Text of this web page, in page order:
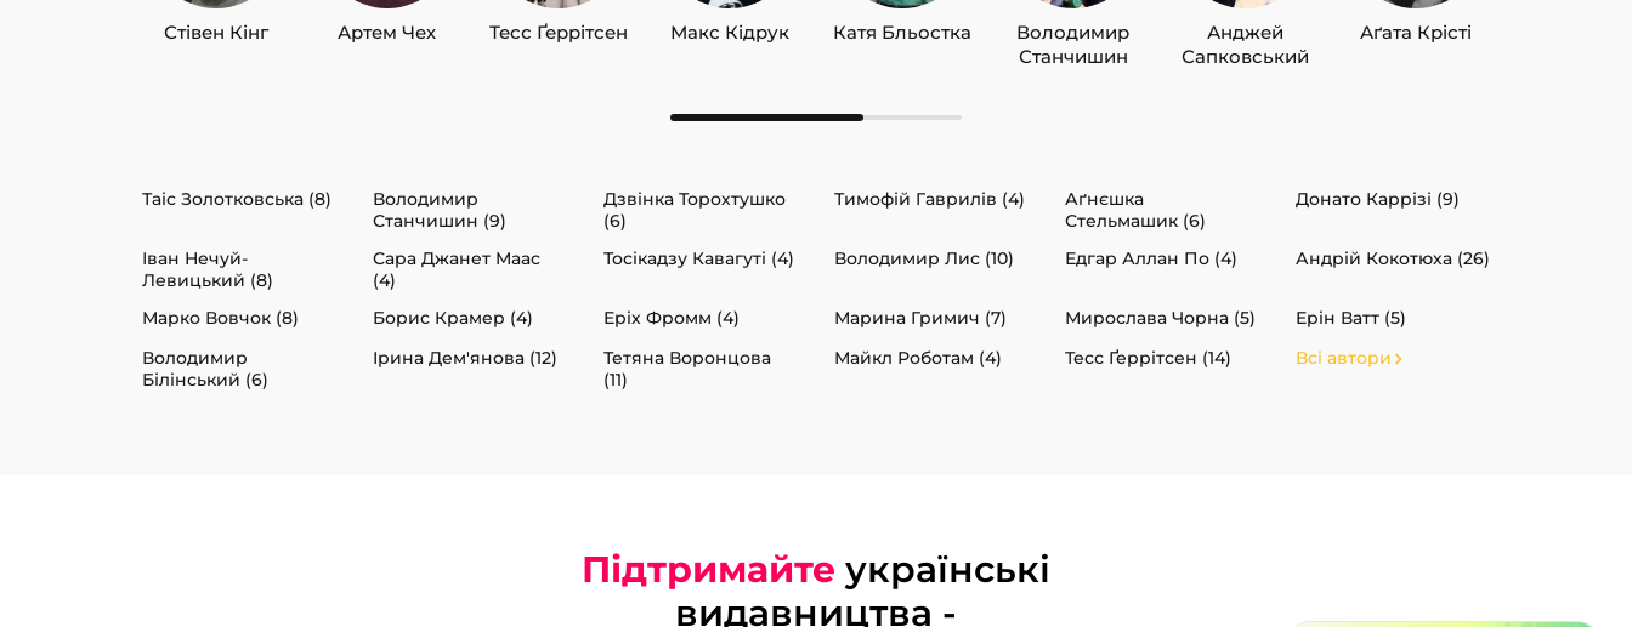
Стівен Кінг Артем Чех Тесс Ґеррітсен Макс Кідрук Катя Бльостка
Володимир
Станчишин
Анджей
Сапковський
Аґата Крісті
Таіс Золотковська (8)
Володимир
Станчишин (9)
Дзвінка Торохтушко
(6)
Тимофій Гаврилів (4)
Аґнєшка
Стельмашик (6)
Донато Каррізі (9)
Іван Нечуй-
Левицький (8)
Сара Джанет Маас
(4)
Тосікадзу Кавагуті (4) Володимир Лис (10) Едгар Аллан По (4) Андрій Кокотюха (26)
Марко Вовчок (8) Борис Крамер (4) Еріх Фромм (4) Марина Гримич (7) Мирослава Чорна (5)
Ерін Ватт (5)
Володимир
Білінський (6)
Ірина Дем'янова (12)
Тетяна Воронцова
(11)
Майкл Роботам (4) Тесс Ґеррітсен (14) Всі автори
Підтримайте українські
видавництва -